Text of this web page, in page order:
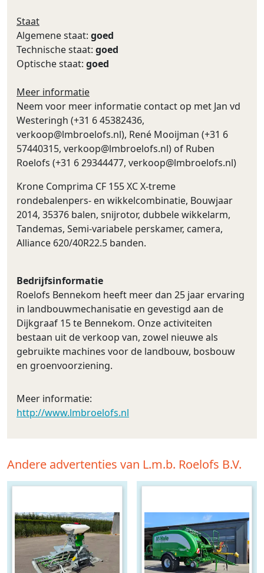
Staat
Algemene staat: goed
Technische staat: goed
Optische staat: goed
Meer informatie
Neem voor meer informatie contact op met Jan vd
Westeringh (+31 6 45382436,
verkoop@lmbroelofs.nl), René Mooijman (+31 6
57440315, verkoop@lmbroelofs.nl) of Ruben
Roelofs (+31 6 29344477, verkoop@lmbroelofs.nl)
Krone Comprima CF 155 XC X-treme
rondebalenpers- en wikkelcombinatie, Bouwjaar
2014, 35376 balen, snijrotor, dubbele wikkelarm,
Tandemas, Semi-variabele perskamer, camera,
Alliance 620/40R22.5 banden.
Bedrijfsinformatie
Roelofs Bennekom heeft meer dan 25 jaar ervaring
in landbouwmechanisatie en gevestigd aan de
Dijkgraaf 15 te Bennekom. Onze activiteiten
bestaan uit de verkoop van, zowel nieuwe als
gebruikte machines voor de landbouw, bosbouw
en groenvoorziening.
Meer informatie:
http://www.lmbroelofs.nl
Andere advertenties van L.m.b. Roelofs B.V.